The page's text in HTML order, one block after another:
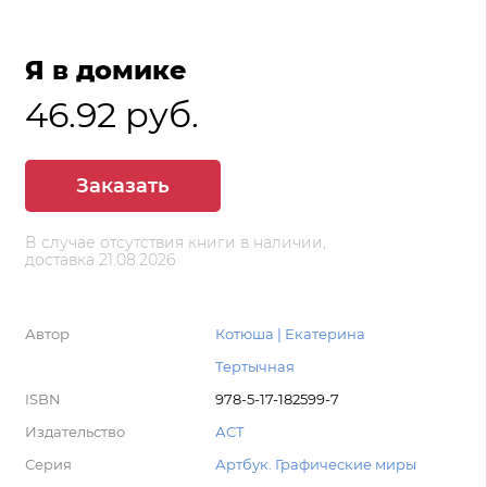
Я в домике
46.92 руб.
Заказать
В случае отсутствия книги в наличии,
доставка 21.08.2026
Автор
Котюша | Екатерина
Тертычная
ISBN
978-5-17-182599-7
Издательство
АСТ
Серия
Артбук. Графические миры